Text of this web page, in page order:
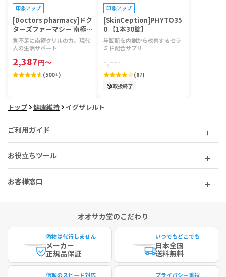
印象アップ
[Doctors pharmacy]ドク
ターズファーマシー 南極ク
リルビタミン 【1袋120
粒】
魚不足に南極クリルの力。現代
人の生活サポート
2,387円～
(500+)
印象アップ
[SkinCeption]PHYTO35
0 【1本30錠】
年齢肌を内側から改善するセラ
ミド配合サプリ
-,---
(87)
取扱終了
トップ 健康維持 イグザレルト
ご利用ガイド
お役立ちツール
お客様窓口
オオサカ堂のこだわり
偽物は代行しません
メーカー
正規品保証
いつでもどこでも
日本全国
送料無料
信頼のスピード対応 プライバシー重視